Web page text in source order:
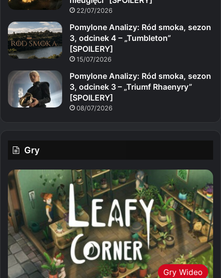
22/07/2026
Pomylone Analizy: Ród smoka, sezon
3, odcinek 4 – „Tumbleton”
[SPOILERY]
15/07/2026
Pomylone Analizy: Ród smoka, sezon
3, odcinek 3 – „Triumf Rhaenyry”
[SPOILERY]
08/07/2026
Gry
Gry Wideo